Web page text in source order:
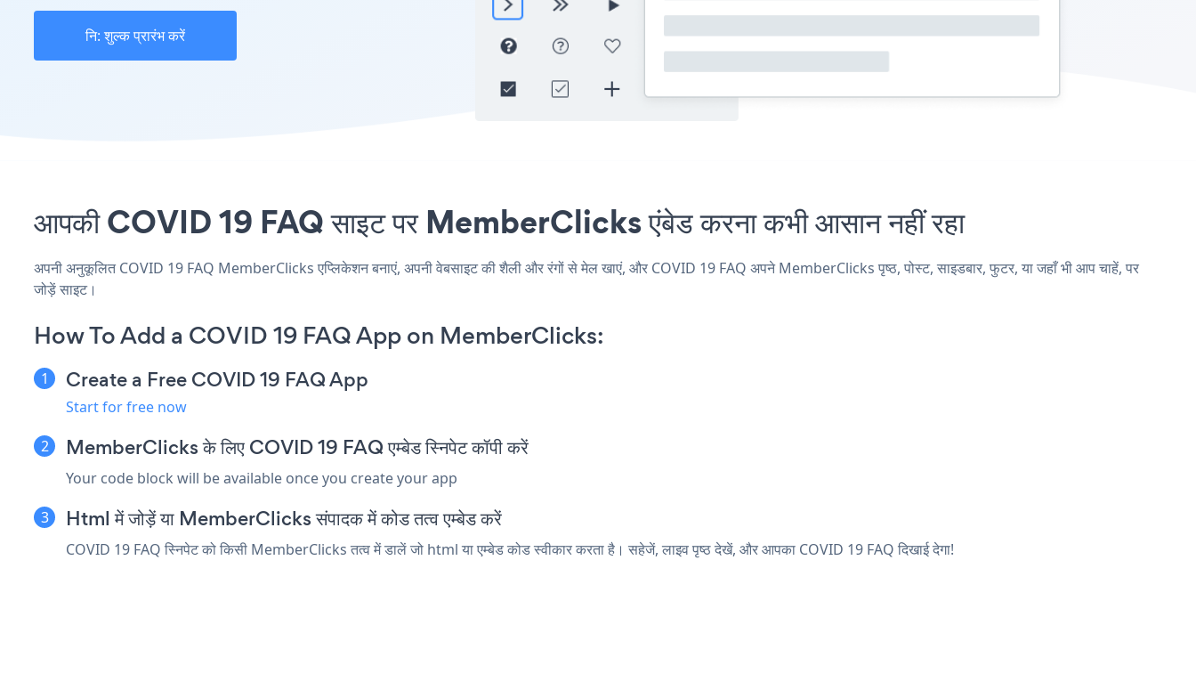
नि: शुल्क प्रारंभ करें
आपकी COVID 19 FAQ साइट पर MemberClicks एंबेड करना कभी आसान नहीं रहा
अपनी अनुकूलित COVID 19 FAQ MemberClicks एप्लिकेशन बनाएं, अपनी वेबसाइट की शैली और रंगों से मेल खाएं, और COVID 19 FAQ अपने MemberClicks पृष्ठ, पोस्ट, साइडबार, फुटर, या जहाँ भी आप चाहें, पर
जोड़ें साइट।
How To Add a COVID 19 FAQ App on MemberClicks:
Create a Free COVID 19 FAQ App
Start for free now
MemberClicks के लिए COVID 19 FAQ एम्बेड स्निपेट कॉपी करें
Your code block will be available once you create your app
Html में जोड़ें या MemberClicks संपादक में कोड तत्व एम्बेड करें
COVID 19 FAQ स्निपेट को किसी MemberClicks तत्व में डालें जो html या एम्बेड कोड स्वीकार करता है। सहेजें, लाइव पृष्ठ देखें, और आपका COVID 19 FAQ दिखाई देगा!